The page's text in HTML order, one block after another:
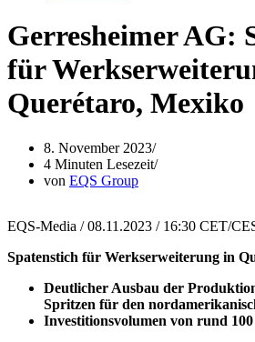
Gerresheimer AG:
für
Querétaro, Mexiko
8. November 2023
4 Minuten Lesezeit
von EQS Group
EQS-Media /08.11.2023 / 16:30 CET/
Spatenstich für Werkserweiterung in
Deutlicher Ausbau der
Spritzen für den
Investitionsvolumen von rund